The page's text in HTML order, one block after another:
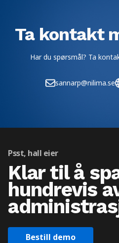
Ta kontakt
Har du spørsmål? Ta
sannarp@nilima.se
Psst, hall eier
Klar til å
hundrevis
Bestill demo